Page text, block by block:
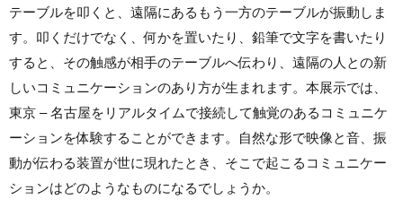
テーブルを叩くと、遠隔にあるもう一方のテーブルが振動しま
す。叩くだけでなく、何かを置いたり、鉛筆で文字を書いたり
すると、その触感が相手のテーブルへ伝わり、遠隔の人との新
しいコミュニケーションのあり方が生まれます。本展示では、
東京 – 名古屋をリアルタイムで接続して触覚のあるコミュニケ
ーションを体験することができます。自然な形で映像と音、振
動が伝わる装置が世に現れたとき、そこで起こるコミュニケー
ションはどのようなものになるでしょうか。